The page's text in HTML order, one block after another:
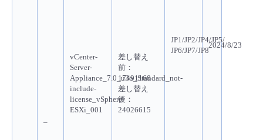
JP1/JP2/JP4/JP5/
JP6/JP7/JP8
2024/8/23
–
vCenter-
Server-
Appliance_7.0_u3o_Standard_not-
include-
license_vSphere-
ESXi_001
差し替え
前 ：
17491160
差し替え
後 ：
24026615